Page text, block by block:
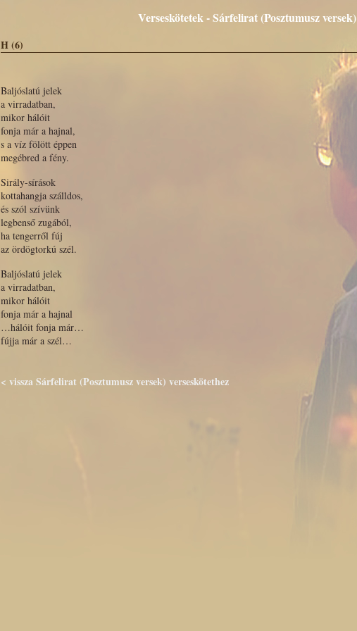
Verseskötetek - Sárfelirat (Posztumusz versek)
H (6)
Baljóslatú jelek
a virradatban,
mikor hálóit
fonja már a hajnal,
s a víz fölött éppen
megébred a fény.
Sirály-sírások
kottahangja szálldos,
és szól szívünk
legbenső zugából,
ha tengerről fúj
az ördögtorkú szél.
Baljóslatú jelek
a virradatban,
mikor hálóit
fonja már a hajnal
…hálóit fonja már…
fújja már a szél…
< vissza Sárfelirat (Posztumusz versek) verseskötethez